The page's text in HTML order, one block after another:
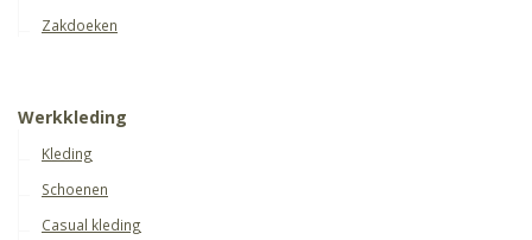
Zakdoeken
Werkkleding
Kleding
Schoenen
Casual kleding